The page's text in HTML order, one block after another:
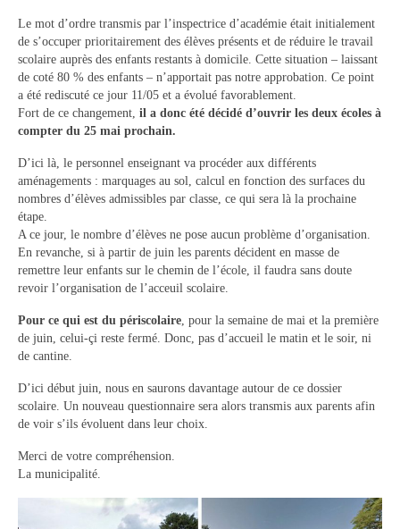
Scolarité
Vie associative
Les associations
Contact
Contacter votre mairie
Le mot d’ordre transmis par l’inspectrice d’académie était initialement
de s’occuper prioritairement des élèves présents et de réduire le travail
scolaire auprès des enfants restants à domicile. Cette situation – laissant
de coté 80 % des enfants – n’apportait pas notre approbation. Ce point
a été rediscuté ce jour 11/05 et a évolué favorablement.
Fort de ce changement, il a donc été décidé d’ouvrir les deux écoles à
compter du 25 mai prochain.
D’ici là, le personnel enseignant va procéder aux différents
aménagements : marquages au sol, calcul en fonction des surfaces du
nombres d’élèves admissibles par classe, ce qui sera là la prochaine
étape.
A ce jour, le nombre d’élèves ne pose aucun problème d’organisation.
En revanche, si à partir de juin les parents décident en masse de
remettre leur enfants sur le chemin de l’école, il faudra sans doute
revoir l’organisation de l’acceuil scolaire.
Pour ce qui est du périscolaire, pour la semaine de mai et la première
de juin, celui-çi reste fermé. Donc, pas d’accueil le matin et le soir, ni
de cantine.
D’ici début juin, nous en saurons davantage autour de ce dossier
scolaire. Un nouveau questionnaire sera alors transmis aux parents afin
de voir s’ils évoluent dans leur choix.
Merci de votre compréhension.
La municipalité.